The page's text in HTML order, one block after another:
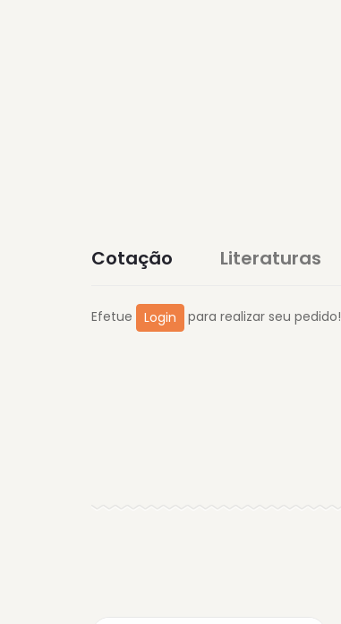
Cotação Literaturas
Efetue Login para realizar seu pedido!